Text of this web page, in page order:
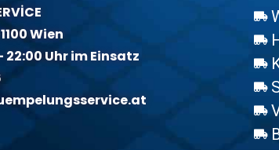
Wien
Uhr im Einsatz